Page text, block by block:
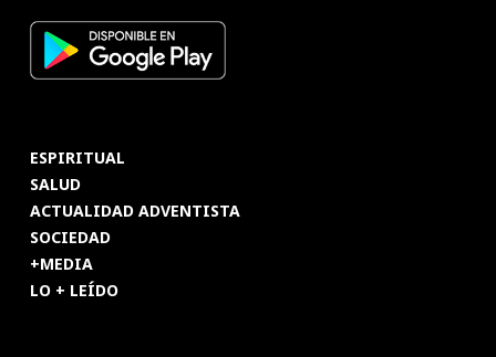
ESPIRITUAL
SALUD
ACTUALIDAD ADVENTISTA
SOCIEDAD
+MEDIA
LO + LEÍDO